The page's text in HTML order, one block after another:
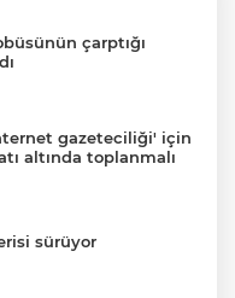
çarptığı
gazeteciliği' için
altında toplanmalı
sürüyor